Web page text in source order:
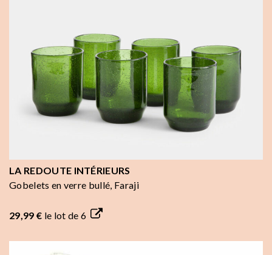
LA REDOUTE INTÉRIEURS
Gobelets en verre bullé, Faraji
29,99 € le lot de 6